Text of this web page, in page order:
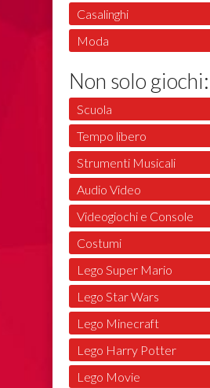
Casalinghi
Moda
Non solo giochi:
Scuola
Tempo libero
Strumenti Musicali
Audio Video
Videogiochi e Console
Costumi
Lego Super Mario
Lego Star Wars
Lego Minecraft
Lego Harry Potter
Lego Movie